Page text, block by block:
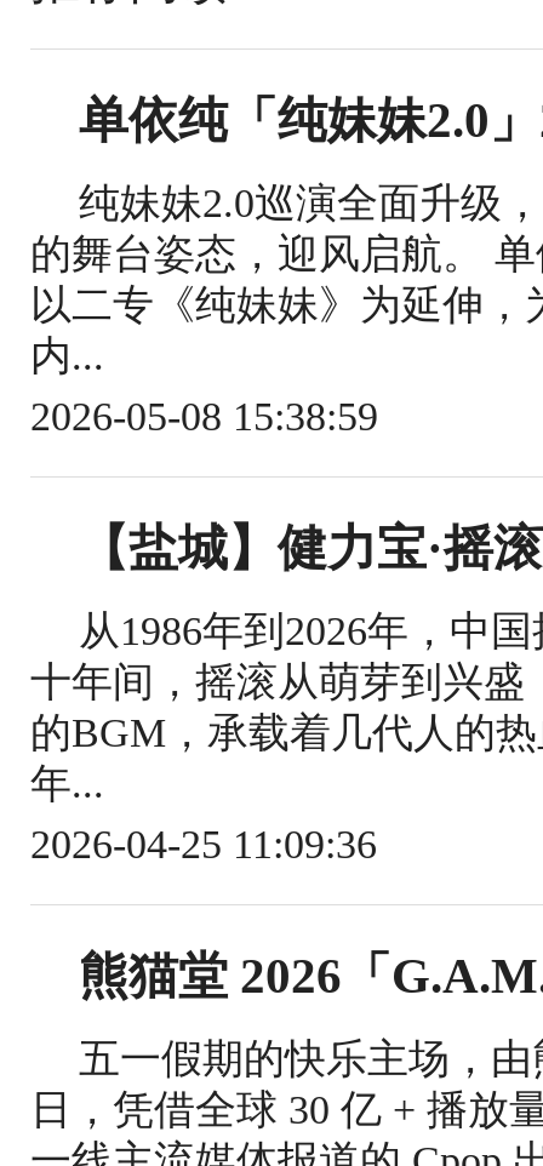
单依纯「纯妹妹2.0
纯妹妹2.0巡演全面升级
的舞台姿态，迎风启航。
以二专《纯妹妹》为延伸
内...
2026-05-08 15:38:59
【盐城】健力宝·摇
从1986年到2026年，中
十年间，摇滚从萌芽到兴
的BGM，承载着几代人的
年...
2026-04-25 11:09:36
熊猫堂 2026「
五一假期的快乐主场，
日，凭借全球 30 亿 + 播放